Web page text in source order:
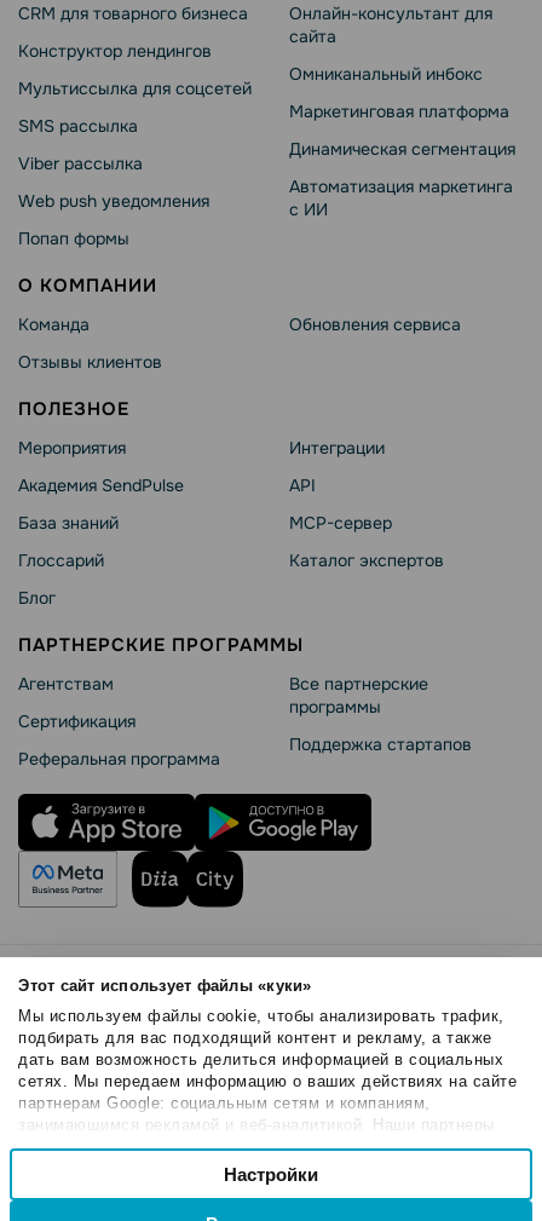
Этот сайт использует файлы «куки»
Мы используем файлы cookie, чтобы анализировать трафик,
подбирать для вас подходящий контент и рекламу, а также
дать вам возможность делиться информацией в социальных
сетях. Мы передаем информацию о ваших действиях на сайте
партнерам Google: социальным сетям и компаниям,
занимающимся рекламой и веб-аналитикой. Наши партнеры
могут комбинировать эти сведения с предоставленной вами
информацией, а также данными, которые они получили при
использовании вами их сервисов.
Выбор
Настройки
CRM для товарного бизнеса
Конструктор лендингов
Мультиссылка для соцсетей
SMS рассылка
Viber рассылка
Web push уведомления
Попап формы
Онлайн-консультант для
сайта
Омниканальный инбокс
Маркетинговая платформа
Динамическая сегментация
Автоматизация маркетинга
с ИИ
О КОМПАНИИ
Команда
Отзывы клиентов
Обновления сервиса
ПОЛЕЗНОЕ
Мероприятия
Академия SendPulse
База знаний
Глоссарий
Блог
Интеграции
API
MCP-сервер
Каталог экспертов
ПАРТНЕРСКИЕ ПРОГРАММЫ
Агентствам
Сертификация
Реферальная программа
Все партнерские
программы
Поддержка стартапов
Правила использования
Безопасность SendPulse
Политика конфиденциальности
Политика Cookies
© 2015 - 2026. ООО «СендПульс». Все права защищены.